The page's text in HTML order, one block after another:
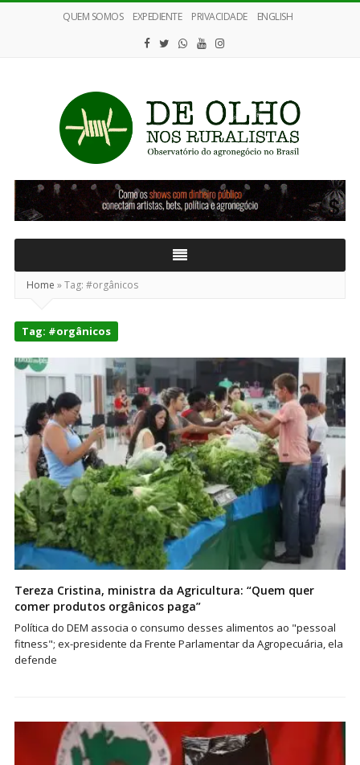
QUEM SOMOS EXPEDIENTE PRIVACIDADE ENGLISH
De
Olho
nos
Home »Tag: #orgânicos
Tag: #orgânicos
Tereza Cristina, ministra da Agricultura: “Quem quer
comer produtos orgânicos paga”
Política do DEM associa o consumo desses alimentos ao "pessoal
fitness"; ex-presidente da Frente Parlamentar da Agropecuária, ela
defende